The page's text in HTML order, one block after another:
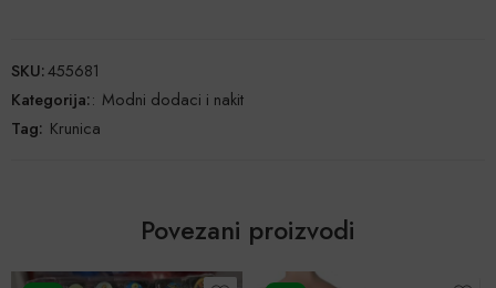
SKU:455681
Kategorija:: Modni dodaci i nakit
Tag: Krunica
Povezani proizvodi